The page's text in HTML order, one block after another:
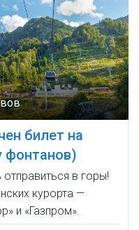
билет на
фонтанов)
в горы!
курорта —
и «Газпром».